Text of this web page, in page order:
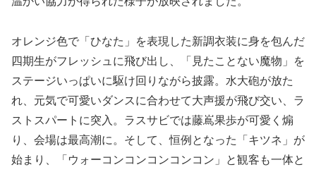
オレンジ色で「ひなた」を表現した新調衣装に身を包んだ
四期生がフレッシュに飛び出し、「見たことない魔物」を
ステージいっぱいに駆け回りながら披露。水大砲が放た
れ、元気で可愛いダンスに合わせて大声援が飛び交い、ラ
ストスパートに突入。ラスサビでは藤嶌果歩が可愛く煽
り、会場は最高潮に。そして、恒例となった「キツネ」が
始まり、「ウォーコンコンコンコンコン」と観客も一体と